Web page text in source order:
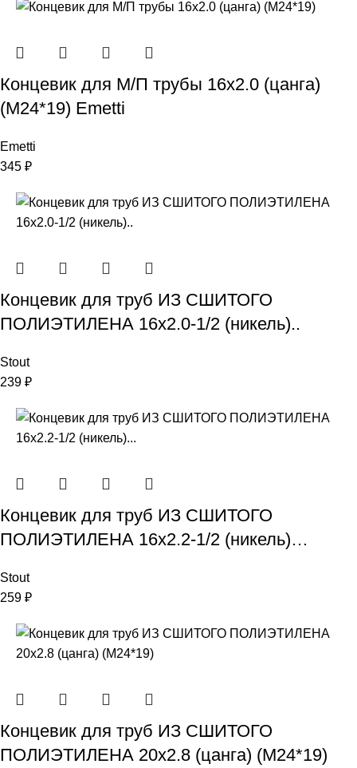
Концевик для М/П трубы 16х2.0 (цанга)
(М24*19) Emetti
Emetti
345 ₽
Концевик для труб ИЗ СШИТОГО
ПОЛИЭТИЛЕНА 16х2.0-1/2 (никель)..
Stout
239 ₽
Концевик для труб ИЗ СШИТОГО
ПОЛИЭТИЛЕНА 16х2.2-1/2 (никель)…
Stout
259 ₽
Концевик для труб ИЗ СШИТОГО
ПОЛИЭТИЛЕНА 20х2.8 (цанга) (М24*19)